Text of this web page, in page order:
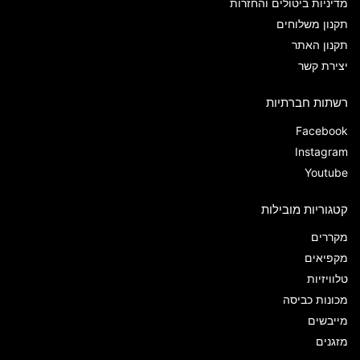
מדיניות ביטולים והחזרות
תקנון משלוחים
תקנון האתר
יצירת קשר
רשתות חברתיות
Facebook
Instagram
Youtube
קטגוריות מובילות
מקררים
מקפיאים
טלוויזיות
מכונות כביסה
מייבשים
מזגנים